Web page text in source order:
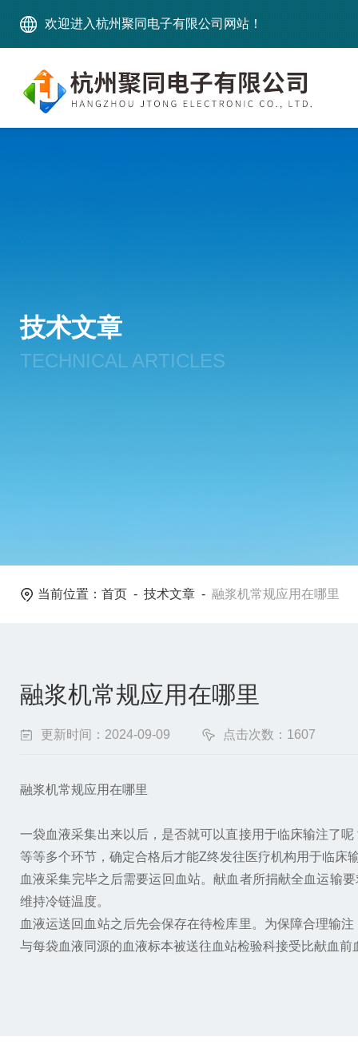
欢迎进入杭州聚同电子有限公司网站！
技术文章
TECHNICAL ARTICLES
当前位置： 首页 - 技术文章 - 融浆机常规应用在哪里
融浆机常规应用在哪里
更新时间：2024-09-09 点击次数：1607
融浆机常规应用在哪里
一袋血液采集出来以后，是否就可以直接用于临床输注了
等等多个环节，确定合格后才能Z终发往医疗机构用于临
血液采集完毕之后需要运回血站。献血者所捐献全血运输
维持冷链温度。
血液运送回血站之后先会保存在待检库里。为保障合理输
与每袋血液同源的血液标本被送往血站检验科接受比献血